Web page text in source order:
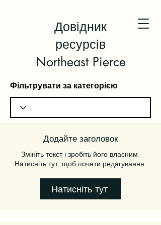
Довідник
ресурсів
Northeast Pierce
Фільтрувати за категорією
Додайте заголовок
Змініть текст і зробіть його власним.
Натисніть тут, щоб почати редагування.
Натисніть тут